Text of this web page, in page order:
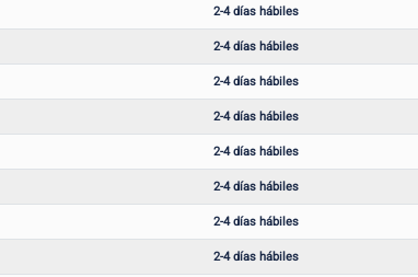
2-4 días hábiles
2-4 días hábiles
2-4 días hábiles
2-4 días hábiles
2-4 días hábiles
2-4 días hábiles
2-4 días hábiles
2-4 días hábiles